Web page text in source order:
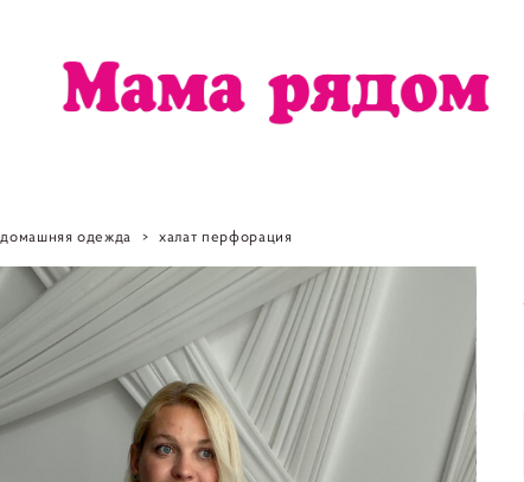
домашняя одежда > халат перфорация